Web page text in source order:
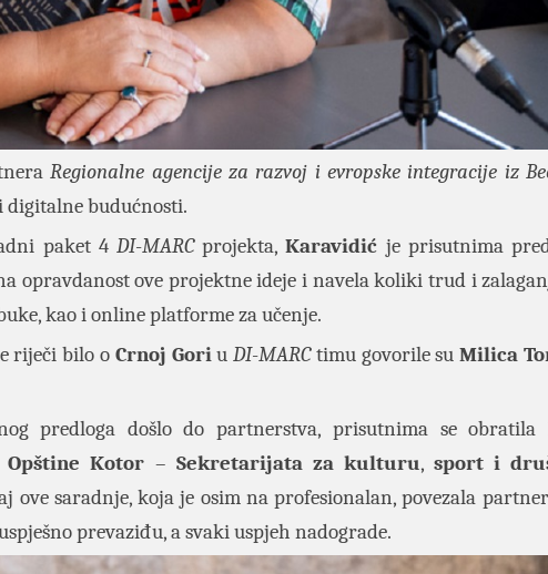
Regionalne agencije za razvoj i evropske integracije iz
budućnosti.
paket 4 DI-MARCprojekta,Karavidić je prisutnima
opravdanost ove projektne ideje i navela koliki trud i
kao i online platforme za učenje.
riječi bilo o Crnoj GoriuDI-MARCtimu govorile suMilica
predloga došlo do partnerstva, prisutnima se obratila
Opštine Kotor – Sekretarijata za kulturu, sport i
ove saradnje, koja je osim na profesionalan, povezala
prevaziđu, a svaki uspjeh nadograde.